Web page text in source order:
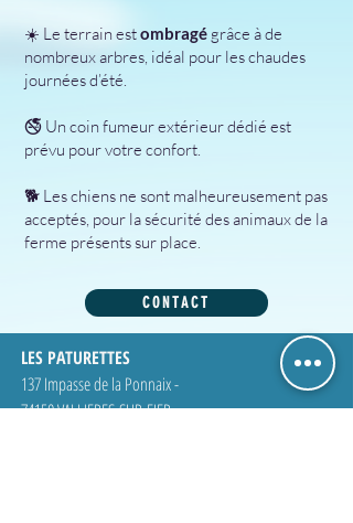
☀️ Le terrain estombragé grâce à de
nombreux arbres, idéal pour les chaudes
journées d’été.
🚭 Un coin fumeur extérieur dédié est
prévu pour votre confort.
🐕 Les chiens ne sont malheureusement pas
acceptés, pour la sécurité des animaux de la
ferme présents sur place.
CONTACT
LES PATURETTES
137 Impasse de la Ponnaix -
74150 VALLIERES-SUR-FIER